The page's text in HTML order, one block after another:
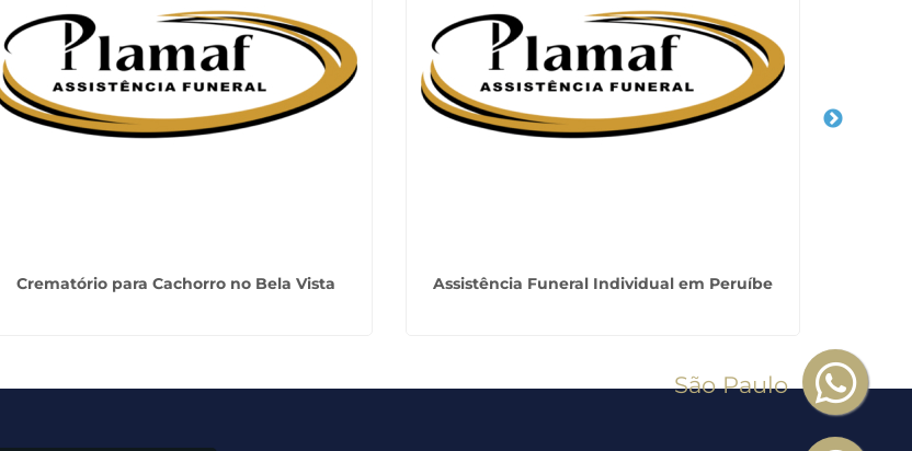
Crematório para Cachorro no Bela Vista Assistência Funeral Individual em Peruíbe